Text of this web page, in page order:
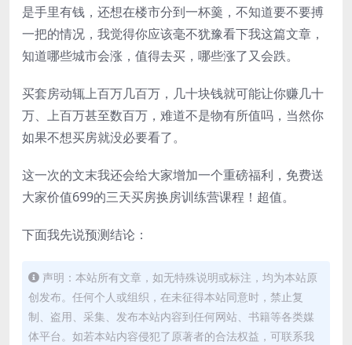
是手里有钱，还想在楼市分到一杯羹，不知道要不要搏
一把的情况，我觉得你应该毫不犹豫看下我这篇文章，
知道哪些城市会涨，值得去买，哪些涨了又会跌。
买套房动辄上百万几百万，几十块钱就可能让你赚几十
万、上百万甚至数百万，难道不是物有所值吗，当然你
如果不想买房就没必要看了。
这一次的文末我还会给大家增加一个重磅福利，免费送
大家价值699的三天买房换房训练营课程！超值。
下面我先说预测结论：
声明：本站所有文章，如无特殊说明或标注，均为本站原
创发布。任何个人或组织，在未征得本站同意时，禁止复
制、盗用、采集、发布本站内容到任何网站、书籍等各类媒
体平台。如若本站内容侵犯了原著者的合法权益，可联系我